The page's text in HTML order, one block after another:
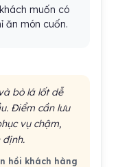
muốn có
ăn món cuốn.
bò lá lốt dễ
Điểm cần lưu
vụ chậm,
định.
hồi khách hàng